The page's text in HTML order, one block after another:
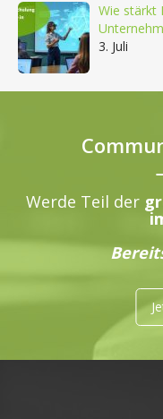
Wie stärkt
3. Juli
Werde Teil der